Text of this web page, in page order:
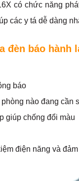
có chức năng
các y tá dễ dàng
đèn báo hành
báo
nào đang cần
giúp chống đổi màu
điện năng và